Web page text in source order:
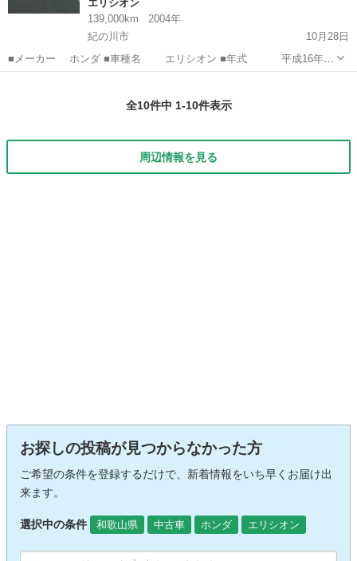
エリシオン
139,000km
2004年
紀の川市
10月28日
■メーカー ホンダ ■車種名 エリシオン ■年式 平成16年7
月 ■走行 139000km ■グレード X ■排気量 2400cc ■ミッション
全10件中 1-10件表示
周辺情報を見る
お探しの投稿が見つからなかった方
ご希望の条件を登録するだけで、新着情報をいち早くお届け出
来ます。
選択中の条件 和歌山県 中古車 ホンダ エリシオン